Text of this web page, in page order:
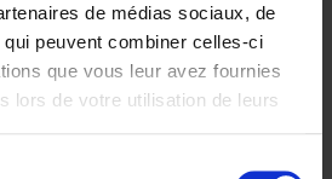
de médias sociaux, de
peuvent combiner celles-ci
que vous leur avez fournies
lors de votre utilisation de leurs
29,99